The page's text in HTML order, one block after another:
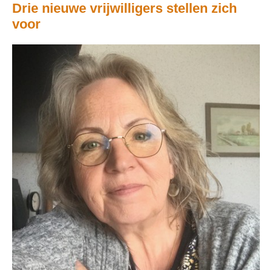
Drie nieuwe vrijwilligers stellen zich
voor